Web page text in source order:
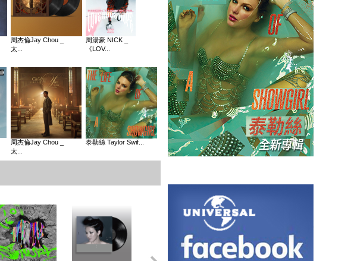
周杰倫Jay Chou _
太...
周湯豪 NICK _
《LOV...
周杰倫Jay Chou _
太...
泰勒絲 Taylor Swif...